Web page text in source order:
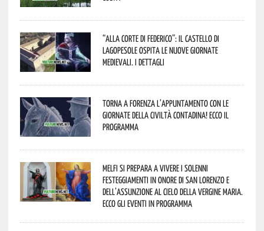
“Alla corte di Federico”: il Castello di
Lagopesole ospita le nuove Giornate
Medievali. I dettagli
Torna a Forenza l’appuntamento con le
Giornate della Civiltà Contadina! Ecco il
programma
Melfi si prepara a vivere i solenni
festeggiamenti in onore di San Lorenzo e
dell’assunzione al cielo della Vergine Maria.
Ecco gli eventi in programma